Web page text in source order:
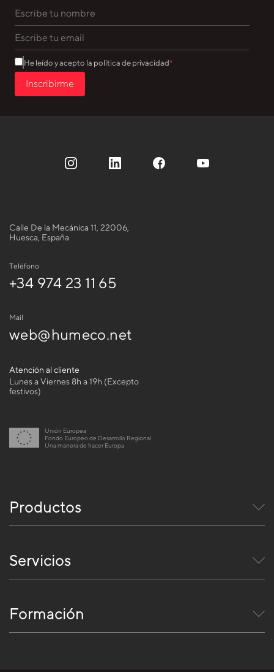
He leído y acepto la política de privacidad
Inscribirme
Calle De la Mecánica 11, 22006,
Huesca, España
Teléfono
+34 974 23 11 65
Mail
web@humeco.net
Atención al cliente
Lunes a Viernes 8h a 19h (Excepto
festivos)
Unión Europea
Fondo Europeo de Desarrollo Regional
Una manera de hacer Europa
Productos
Servicios
Formación